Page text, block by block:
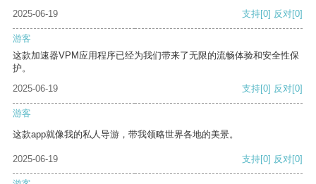
2025-06-19
支持[0] 反对[0]
游客
这款加速器VPM应用程序已经为我们带来了无限的流畅体验和安全性保
护。
2025-06-19
支持[0] 反对[0]
游客
这款app就像我的私人导游，带我领略世界各地的美景。
2025-06-19 支持[0] 反对[0]